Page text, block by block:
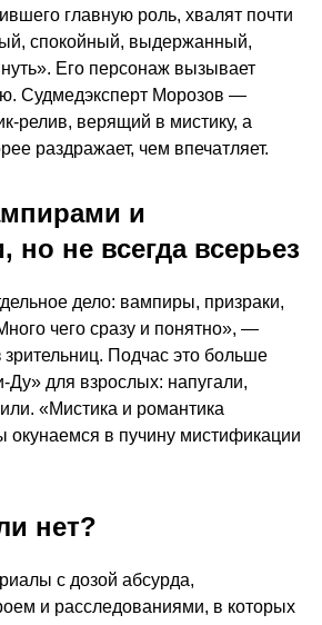
главную роль, хвалят почти
спокойный, выдержанный,
Его персонаж вызывает
Судмедэксперт Морозов —
релив, верящий в мистику, а
раздражает, чем впечатляет.
и
но не всегда всерьез
дело: вампиры, призраки,
чего сразу и понятно», —
зрительниц. Подчас это больше
Ду» для взрослых: напугали,
«Мистика и романтика
окунаемся в пучину мистификации
нет?
с дозой абсурда,
и расследованиями, в которых